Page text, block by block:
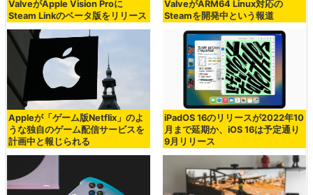
ValveがApple Vision Proに
Steam Linkのベータ版をリリース
ValveがARM64 Linux対応の
Steamを開発中という報道
Appleが「ゲーム版Netflix」のよ
うな独自のゲーム配信サービスを
計画中と報じられる
iPadOS 16のリリースが2022年10
月まで延期か、iOS 16は予定通り
9月リリース